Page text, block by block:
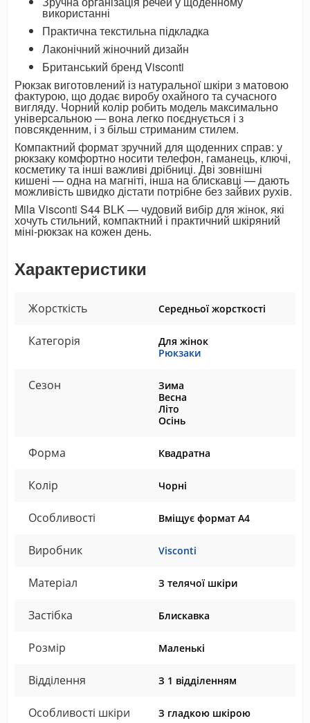
використанні
Практична текстильна підкладка
Лаконічний жіночний дизайн
Британський бренд Visconti
Рюкзак виготовлений із натуральної шкіри з матовою
фактурою, що додає виробу охайного та сучасного
вигляду. Чорний колір робить модель максимально
універсальною — вона легко поєднується і з
повсякденним, і з більш стриманим стилем.
Компактний формат зручний для щоденних справ: у
рюкзаку комфортно носити телефон, гаманець, ключі,
косметику та інші важливі дрібниці. Дві зовнішні
кишені — одна на магніті, інша на блискавці — дають
можливість швидко дістати потрібне без зайвих рухів.
Mila Visconti S44 BLK — чудовий вибір для жінок, які
хочуть стильний, компактний і практичний шкіряний
міні-рюкзак на кожен день.
Характеристики
Жорсткість Середньої жорсткості
Категорія
Для жінок
Рюкзаки
Сезон
Зима
Весна
Літо
Осінь
Форма Квадратна
Колір Чорні
Особливості Вміщує формат А4
Виробник Visconti
Матеріал З телячої шкіри
Застібка Блискавка
Розмір Маленькі
Відділення З 1 відділенням
Особливості шкіри З гладкою шкірою